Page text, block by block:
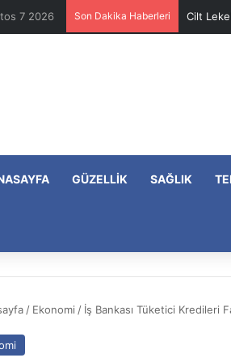
7 2026 Son Dakika Haberleri Cilt
GÜZELLIK SAĞLIK
/ Ekonomi / İş Bankası Tüketici Kredileri